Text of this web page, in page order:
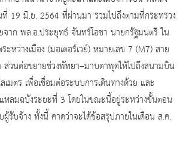
19 มิ.ย. 2564 ที่ผ่านมา รวมไปถึงตามที่กระทรวง
าก พล.อ.ประยุทธ์ จันทร์โอชา นายกรัฐมนตรี ใน
ะหว่างเมือง (มอเตอร์เวย์) หมายเลข 7 (M7) สาย
วนต่อขยายช่วงพัทยา–มาบตาพุดให้ไปถึงสนามบิน
มตร เพื่อเชื่อมต่อระบบการเดินทางด้วย และ
หลมฉบังระยะที่ 3 โดยในขณะนี้อยู่ระหว่างขั้นตอน
ผู้รับจ้าง ทั้งนี้ คาดว่าจะได้ข้อสรุปภายในเดือน ส.ค.